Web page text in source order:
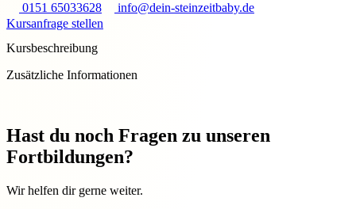
0151 65033628
info@dein-steinzeitbaby.de
Kursanfrage stellen
Kursbeschreibung
Zusätzliche Informationen
Hast du noch Fragen zu unseren
Fortbildungen?
Wir helfen dir gerne weiter.